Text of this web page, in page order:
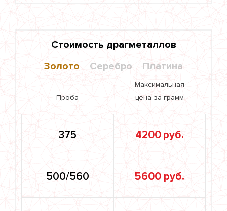
Стоимость драгметаллов
Золото
Серебро Платина
Проба
Максимальная
цена за грамм
375 4200 руб.
500/560 5600 руб.